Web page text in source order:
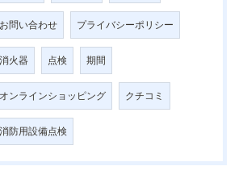
お問い合わせ プライバシーポリシー
消火器 点検 期間
オンラインショッピング クチコミ
消防用設備点検